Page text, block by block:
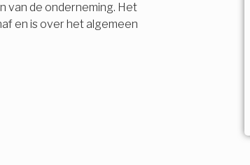
van de onderneming. Het
en is over het algemeen